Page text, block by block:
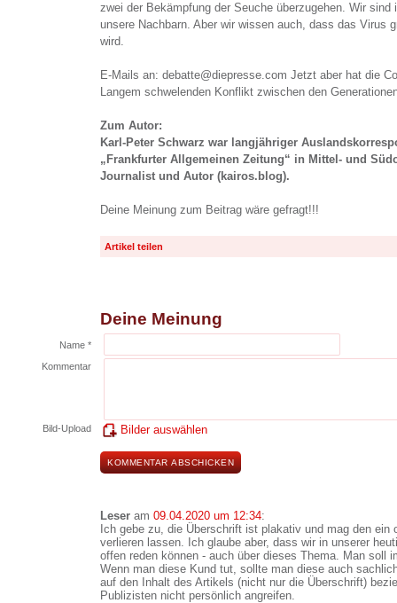
zwei der Bekämpfung der Seuche überzugehen. Wir sind
unsere Nachbarn. Aber wir wissen auch, dass das Virus
wird.
E-Mails an: debatte@diepresse.com Jetzt aber hat die
Langem schwelenden Konflikt zwischen den
Zum Autor:
Karl-Peter Schwarz war langjähriger
„Frankfurter Allgemeinen Zeitung“ in Mittel- und
Journalist und Autor (kairos.blog).
Deine Meinung zum Beitrag wäre gefragt!!!
Artikel teilen
Deine Meinung
Name *
Kommentar
Bild-Upload Bilder auswählen
Leser am 09.04.2020 um 12:34:
Ich gebe zu, die Überschrift ist plakativ und mag den ein
verlieren lassen. Ich glaube aber, dass wir in unserer
offen reden können - auch über dieses Thema. Man soll
Wenn man diese Kund tut, sollte man diese auch
auf den Inhalt des Artikels (nicht nur die Überschrift)
Publizisten nicht persönlich angreifen.